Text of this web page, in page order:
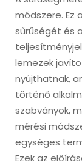
módszere. Ez
sűrűségét és
lemezek
nyújthatnak,
történő
szabványok,
mérési
egységes
Ezek az